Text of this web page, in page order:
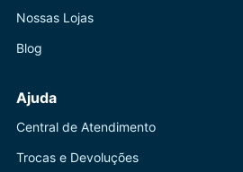
Nossas Lojas
Blog
Ajuda
Central de Atendimento
Trocas e Devoluções